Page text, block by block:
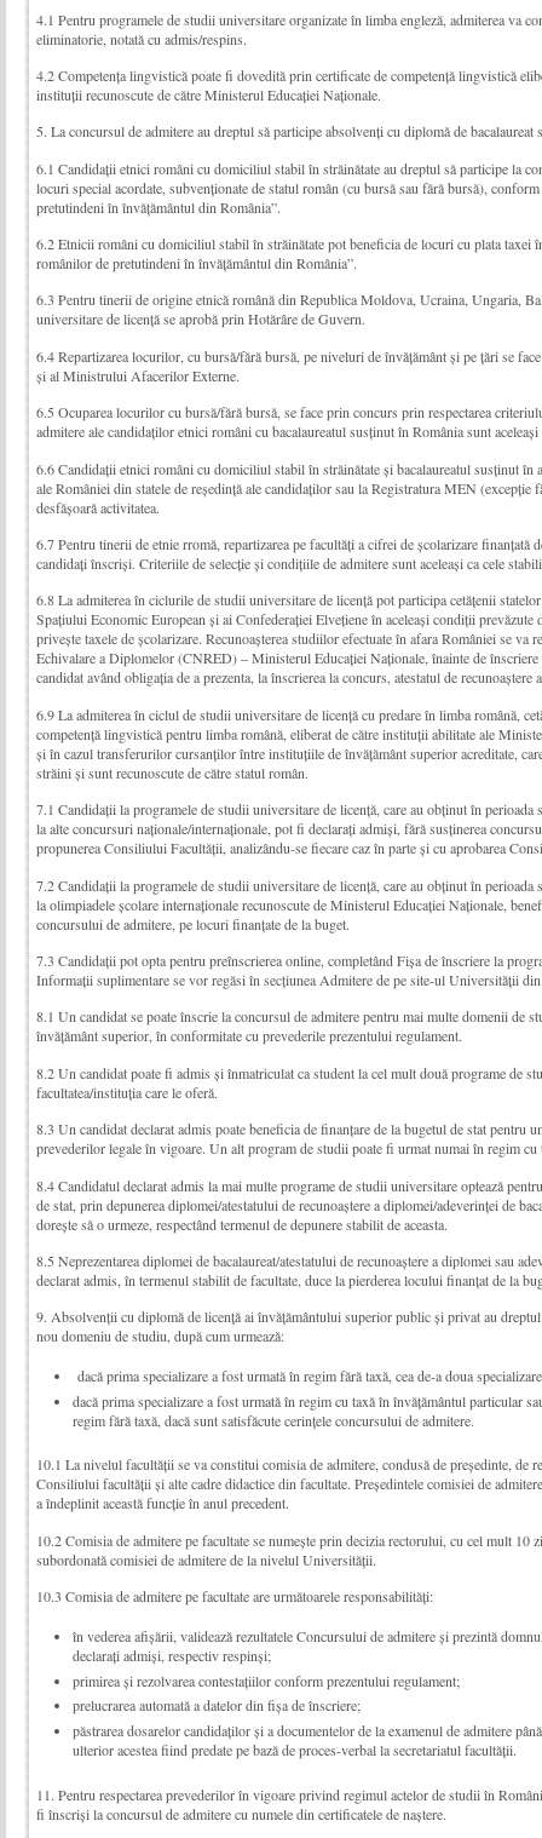
4.1 Pentru programele de studii universitare organizate în limba engleză, admiterea va
eliminatorie, notată cu admis/respins.
4.2 Competența lingvistică poate fi dovedită prin certificate de competență lingvistică
instituții recunoscute de către Ministerul Educației Naționale.
5. La concursul de admitere au dreptul să participe absolvenţi cu diplomă de
6.1 Candidații etnici români cu domiciliul stabil în străinătate au dreptul să participe la
locuri special acordate, subvenționate de statul român (cu bursă sau fără bursă),
pretutindeni în învățământul din România”.
6.2 Etnicii români cu domiciliul stabil în străinătate pot beneficia de locuri cu plata taxei
românilor de pretutindeni în învățământul din România”.
6.3 Pentru tinerii de origine etnică română din Republica Moldova, Ucraina, Ungaria,
univer­sitare de licenţă se aprobă prin Hotărâre de Guvern.
6.4 Repartizarea locurilor, cu bursă/fără bursă, pe niveluri de învăţământ şi pe ţări se
şi al Ministrului Afacerilor Externe.
6.5 Ocuparea locurilor cu bursă/fără bursă, se face prin concurs prin respectarea
admitere ale candidaților etnici români cu bacalaureatul susținut în România sunt
6.6 Candidații etnici români cu domiciliul stabil în străinătate și bacalaureatul susținut în
ale României din statele de reședință ale candidaților sau la Registratura MEN
desfășoară activitatea.
6.7 Pentru tinerii de etnie rromă, repartizarea pe facultăţi a cifrei de şcolarizare finanţată
candidaţi înscrişi. Criteriile de selecţie şi condiţiile de admitere sunt aceleaşi ca cele
6.8 La admiterea în ciclurile de studii universitare de licenţă pot participa cetăţenii
Spaţiului Economic European şi ai Confederaţiei Elveţiene în aceleaşi condiţii prevăzute
priveşte taxele de şcolarizare. Recunoaşterea studiilor efectuate în afara României se va
Echivalare a Diplomelor (CNRED) – Ministerul Educaţiei Naţionale, înainte de
candidat având obligaţia de a prezenta, la înscrierea la concurs, atestatul de recunoaştere
6.9 La admiterea în ciclul de studii universitare de licenţă cu predare în limba română,
compe­ten­ţă lingvistică pentru limba română, eliberat de către instituţii abilitate ale
şi în cazul transferurilor cursanţilor între instituţiile de învăţământ superior acreditate,
străini şi sunt recunoscute de către statul român.
7.1 Candidaţii la programele de studii universitare de licenţă, care au obținut în
la alte concursuri naționale/internaționale, pot fi declarați admiși, fără susținerea
propunerea Consiliului Facultății, analizându-se fiecare caz în parte și cu aprobarea
7.2 Candidaţii la programele de studii universitare de licenţă, care au obţinut în
la olimpiadele şcolare internaţionale recunoscute de Ministerul Educaţiei Naţionale,
concursului de admitere, pe locuri finanţate de la buget.
7.3 Candidații pot opta pentru preînscrierea online, completând Fișa de înscriere la
Informații suplimentare se vor regăsi în secțiunea Admitere de pe site-ul Universității
8.1 Un candidat se poate înscrie la concursul de admitere pentru mai multe domenii de
învăţământ superior, în conformitate cu prevederile prezentului regulament.
8.2 Un candidat poate fi admis şi înmatriculat ca student la cel mult două programe de
facultatea/instituţia care le oferă.
8.3 Un candidat declarat admis poate beneficia de finanțare de la bugetul de stat pentru
prevederilor legale în vigoare. Un alt program de studii poate fi urmat numai în regim cu
8.4 Candidatul declarat admis la mai multe programe de studii universitare optează
de stat, prin depunerea diplomei/atestatului de recunoaștere a diplomei/adeverinței de
dorește să o urmeze, respectând termenul de depunere stabilit de aceasta.
8.5 Neprezentarea diplomei de bacalaureat/atestatului de recunoaștere a diplomei sau
declarat admis, în termenul stabilit de facultate, duce la pierderea locului finanțat de la
9. Absolvenţii cu diplomă de licență ai învăţământului superior public şi privat au
nou domeniu de studiu, după cum urmează:
dacă prima specializare a fost urmată în regim fără taxă, cea de-a doua
dacă prima specializare a fost urmată în regim cu taxă în învăţământul particular
regim fără taxă, dacă sunt satisfăcute cerinţele concursului de admitere.
10.1 La nivelul facultăţii se va constitui comisia de admitere, con­dusă de preşedinte, de
Consiliului facultăţii şi alte cadre didactice din facultate. Preşe­din­tele comisiei de
a îndeplinit această funcţie în anul precedent.
10.2 Comisia de admitere pe facultate se numește prin decizia rectorului, cu cel mult 10
subordonată comisiei de admitere de la nivelul Universităţii.
10.3 Comisia de admitere pe facultate are următoarele responsabilităţi:
în vederea afișării, validează rezultatele Concursului de admitere și prezintă
declarați admiși, respectiv respinși;
primirea şi rezolvarea contestaţiilor conform prezentului regulament;
prelucrarea automată a datelor din fişa de înscriere;
păstrarea dosarelor candidaţilor şi a documentelor de la examenul de admitere
ulterior acestea fiind predate pe bază de proces-verbal la secretariatul facultăţii.
11. Pentru respectarea prevederilor în vigoare privind regimul actelor de studii în
fi înscrişi la concursul de admitere cu numele din certificatele de naştere.